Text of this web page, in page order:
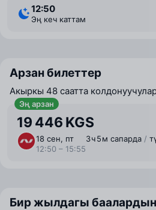
12:50
Эң кеч каттам
Арзан билеттер
Акыркы 48 саатта
Эң арзан
19 446 KGS
18 сен, пт
12:50 – 15:55
3 ⁠ч 5 ⁠м сапарда /
Бир жылдагы